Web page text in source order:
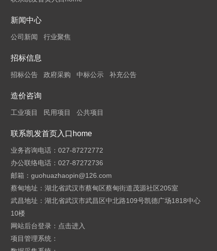
新闻中心
公司新闻 行业聚焦
招标信息
招标公告 政府采购 中标公示 补充公告
造价咨询
工业项目 民用项目 公共项目
联系凯发首页入口home
业务咨询电话：027-87272772
办公联络电话：027-87272736
邮箱：guohuazhaopin@126.com
蔡甸地址：湖北省武汉市蔡甸区蔡甸街道茂源社区205室
武昌地址：湖北省武汉市武昌区中北路109号凯德广场1818中心
10楼
网站后台登录： 点击进入
项目管理系统：